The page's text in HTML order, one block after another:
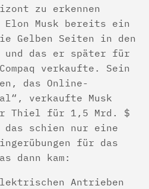
zu erkennen
Musk bereits ein
Gelben Seiten in den
das er später für
verkaufte. Sein
das Online-
verkaufte Musk
Thiel für 1,5 Mrd. $
das schien nur eine
für das
dann kam:
Antrieben